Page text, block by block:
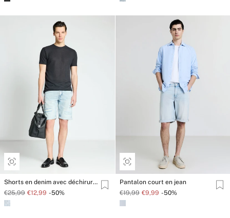
Shorts en denim avec déchirures
€25,99 €12,99 -50%
Pantalon court en jean
€19,99 €9,99 -50%